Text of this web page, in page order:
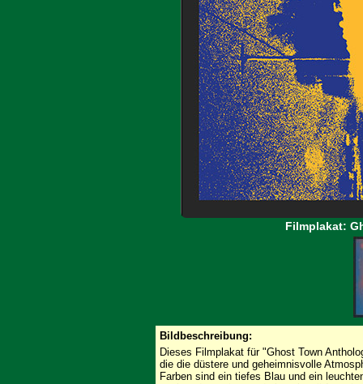
Filmplakat:
Bildbeschreibung:
Dieses Filmplakat für "Ghost Town
die die düstere und geheimnisvolle
Farben sind ein tiefes Blau und ein